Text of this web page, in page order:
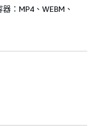
：MP4、WEBM、